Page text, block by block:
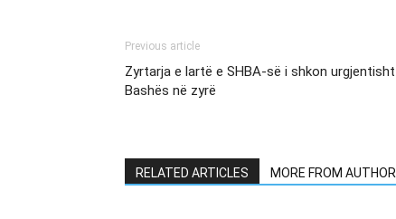
Previous article
Zyrtarja e lartë e SHBA-së i shkon urgjentisht
Bashës në zyrë
RELATED ARTICLES MORE FROM AUTHOR